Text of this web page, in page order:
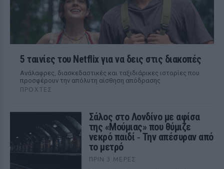
5 ταινίες του Netflix για να δεις στις διακοπές
Aνάλαφρες, διασκεδαστικές και ταξιδιάρικες ιστορίες που
προσφέρουν την απόλυτη αίσθηση απόδρασης
ΠΡΟΧΤΈΣ
Σάλος στο Λονδίνο με αφίσα
της «Μούμιας» που θύμιζε
νεκρό παιδί ‑ Την απέσυραν από
το μετρό
ΠΡΙΝ 3 ΜΈΡΕΣ